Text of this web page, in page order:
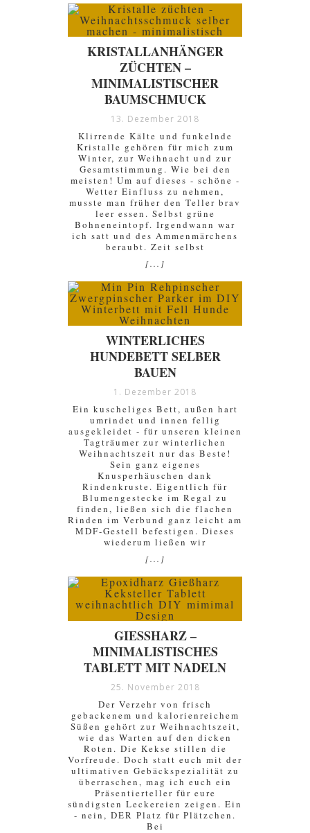
KRISTALLANHÄNGER
ZÜCHTEN –
MINIMALISTISCHER
BAUMSCHMUCK
13. Dezember 2018
Klirrende Kälte und funkelnde
Kristalle gehören für mich zum
Winter, zur Weihnacht und zur
Gesamtstimmung. Wie bei den
meisten! Um auf dieses - schöne -
Wetter Einfluss zu nehmen,
musste man früher den Teller brav
leer essen. Selbst grüne
Bohneneintopf. Irgendwann war
ich satt und des Ammenmärchens
beraubt. Zeit selbst
[...]
WINTERLICHES
HUNDEBETT SELBER
BAUEN
1. Dezember 2018
Ein kuscheliges Bett, außen hart
umrindet und innen fellig
ausgekleidet - für unseren kleinen
Tagträumer zur winterlichen
Weihnachtszeit nur das Beste!
Sein ganz eigenes
Knusperhäuschen dank
Rindenkruste. Eigentlich für
Blumengestecke im Regal zu
finden, ließen sich die flachen
Rinden im Verbund ganz leicht am
MDF-Gestell befestigen. Dieses
wiederum ließen wir
[...]
GIESSHARZ – M
INIMALISTISCHES T
ABLETT MIT NADELN
25. November 2018
Der Verzehr von frisch
gebackenem und kalorienreichem
Süßen gehört zur Weihnachtszeit,
wie das Warten auf den dicken
Roten. Die Kekse stillen die
Vorfreude. Doch statt euch mit der
ultimativen Gebäckspezialität zu
überraschen, mag ich euch ein
Präsentierteller für eure
sündigsten Leckereien zeigen. Ein
- nein, DER Platz für Plätzchen.
Bei